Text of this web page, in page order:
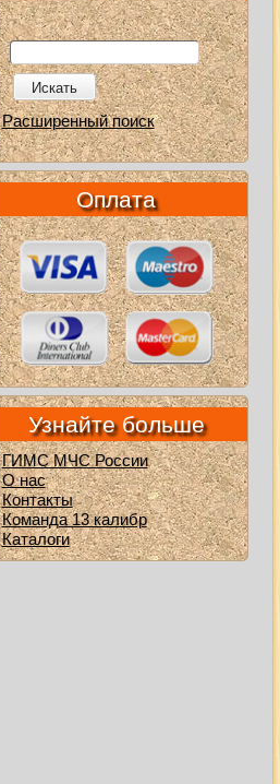
Искать
Расширенный поиск
Оплата
Узнайте больше
ГИМС МЧС России
О нас
Контакты
Команда 13 калибр
Каталоги